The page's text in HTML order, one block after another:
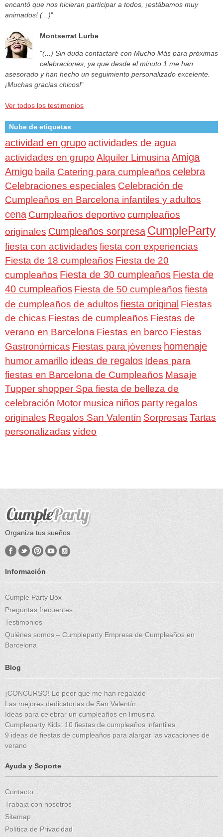
encantó que nos hicieran participar a todos, ¡estábamos muy
animados! (...)"
Montserrat Lurbe
"(...) Sin duda contactaré con Mucho Más para próximas
celebraciones, ya que desde el minuto 1 me han
asesorado y han hecho un seguimiento personalizado excelente.
¡Muchas gracias chicos!"
Ver todos los testimonios
Nube de etiquetas
actividad en grupoactividades de agua
actividades en grupo Alquiler Limusina Amiga
Amigo baila Catering para cumpleaños celebra
Celebraciones especiales Celebración de
Cumpleaños en Barcelona infantiles y adultos
cena Cumpleaños deportivo cumpleaños
originales Cumpleaños sorpresa CumpleParty
fiesta con actividades fiesta con experiencias
Fiesta de 18 cumpleaños Fiesta de 20
cumpleaños Fiesta de 30 cumpleaños Fiesta de
40 cumpleaños Fiesta de 50 cumpleaños fiesta
de cumpleaños de adultos fiesta original Fiestas
de chicas Fiestas de cumpleaños Fiestas de
verano en Barcelona Fiestas en barco Fiestas
Gastronómicas Fiestas para jóvenes homenaje
humor amarillo ideas de regalos Ideas para
fiestas en Barcelona de Cumpleaños Masaje
Tupper shopper Spa fiesta de belleza de
celebración Motor musica niños party regalos
originales Regalos San Valentín Sorpresas Tartas
personalizadas vídeo
Organiza tus sueños
Información
Cumple Party Box
Preguntas frecuentes
Testimonios
Quiénes somos – Cumpleparty Empresa de Cumpleaños en
Barcelona
Blog
¡CONCURSO! Lo peor que me han regalado
Las mejores dedicatorias de San Valentín
Ideas para celebrar un cumpleaños en limusina
Cumpleparty Kids: 10 fiestas de cumpleaños infantiles
9 ideas de fiestas de cumpleaños para alargar las vacaciones de
verano
Ayuda y Soporte
Contacto
Trabaja con nosotros
Sitemap
Política de Privacidad